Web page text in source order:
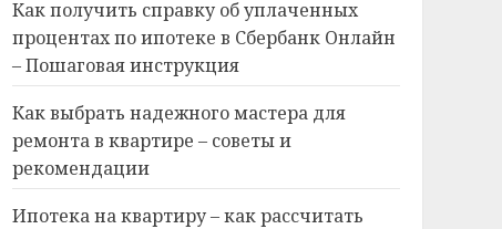
Как получить справку об уплаченных
процентах по ипотеке в Сбербанк Онлайн
– Пошаговая инструкция
Как выбрать надежного мастера для
ремонта в квартире – советы и
рекомендации
Ипотека на квартиру – как рассчитать